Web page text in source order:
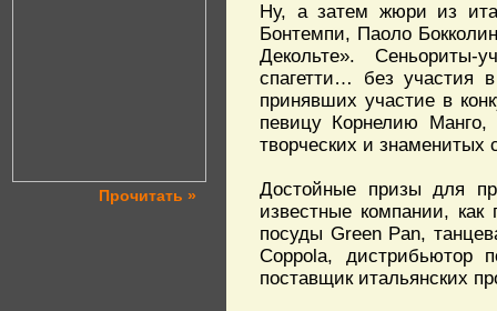
Прочитать »
Ну, а затем жюри из
Бонтемпи, Паоло
Декольте».
спагетти… без участия
принявших участие в
певицу Корнелию
творческих и знаменитых
Достойные призы для
известные компании, как
посуды Green Pan,
Coppola, дистрибьютор
поставщик итальянских